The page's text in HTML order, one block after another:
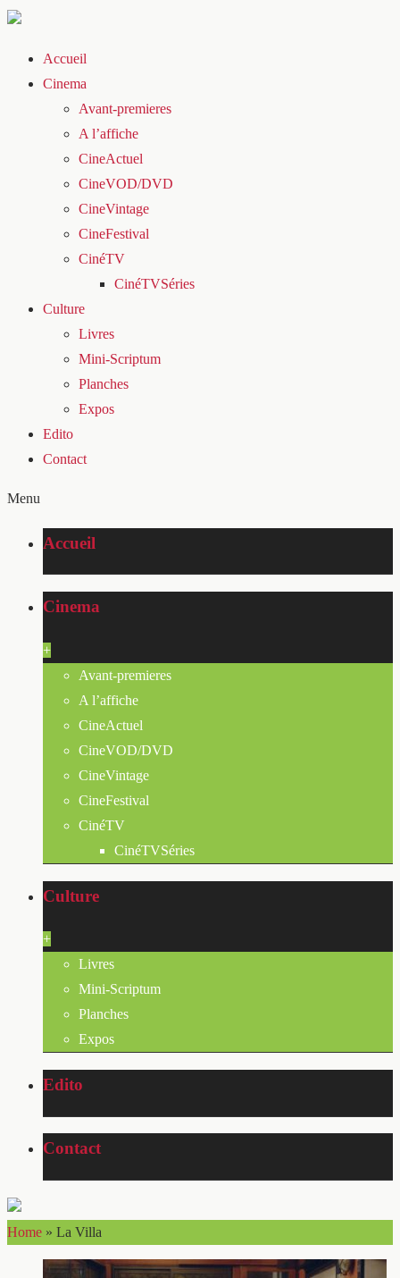
Accueil
Cinema
Avant-premieres
A l’affiche
CineActuel
CineVOD/DVD
CineVintage
CineFestival
CinéTV
CinéTVSéries
Culture
Livres
Mini-Scriptum
Planches
Expos
Edito
Contact
Menu
Accueil
Cinema
+
Avant-premieres
A l’affiche
CineActuel
CineVOD/DVD
CineVintage
CineFestival
CinéTV
CinéTVSéries
Culture
+
Livres
Mini-Scriptum
Planches
Expos
Edito
Contact
Home » La Villa